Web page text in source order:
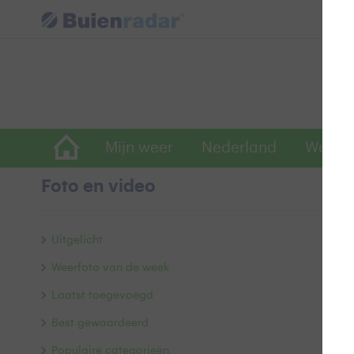
Mijn weer Nederland
Foto en video
Uitgelicht
Weerfoto van de week
Laatst toegevoegd
Best gewaardeerd
Populaire categorieën